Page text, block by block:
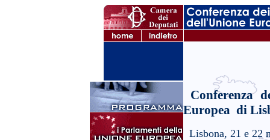
Conferenza
Europea di
Lisbona, 21 e 22